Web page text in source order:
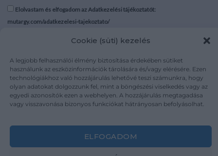
Cookie (süti) kezelés
A legjobb felhasználói élmény biztosítása érdekében sütiket
használunk az eszközinformációk tárolására és/vagy elérésére. Ezen
technológiákhoz való hozzájárulás lehetővé teszi számunkra, hogy
olyan adatokat dolgozzunk fel, mint a böngészési viselkedés vagy az
egyedi azonosítók ezen a webhelyen. A hozzájárulás megtagadása
vagy visszavonása bizonyos funkciókat hátrányosan befolyásolhat.
ELFOGADOM
Elolvastam és elfogadom az Adatkezelési tájékoztatót:
mutargy.com/adatkezelesi-tajekoztato/
Médiaajánlat
Karrier
Kapcsolat
Áraink
ÁSZF
Adatvédelem
Impresszum